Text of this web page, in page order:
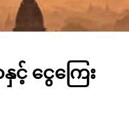
ငွေကြေး